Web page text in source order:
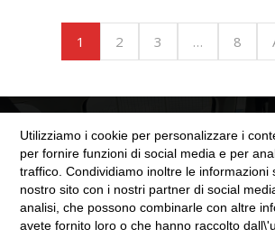
1 2 3 … 8
SEZIONE LEGALE
Utilizziamo i cookie per personalizzare i
per fornire funzioni di social media e per
traffico. Condividiamo inoltre le informazioni
nostro sito con i nostri partner di social
analisi, che possono combinarle con altre
avete fornito loro o che hanno raccolto